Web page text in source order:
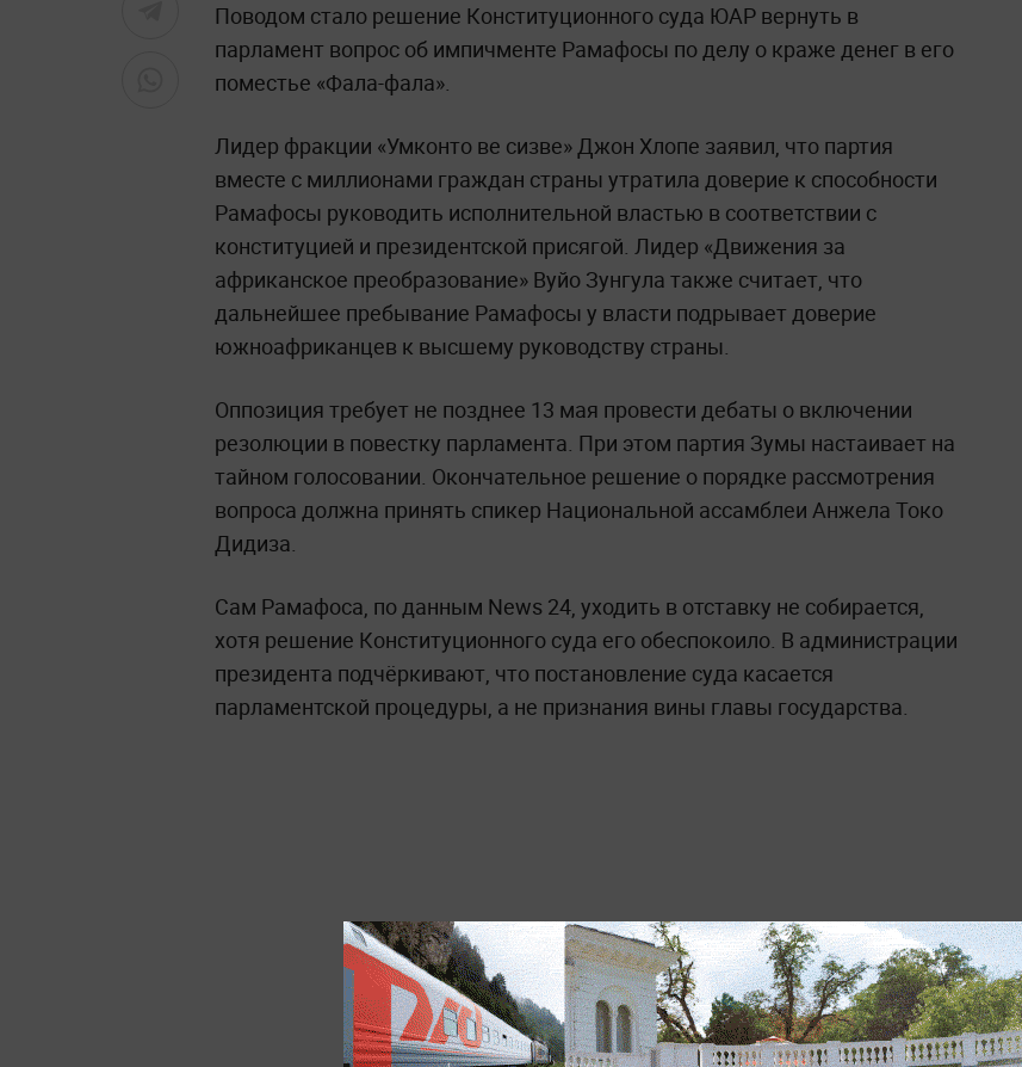
Поводом стало решение Конституционного суда ЮАР вернуть в
парламент вопрос об импичменте Рамафосы по делу о краже денег в его
поместье «Фала-фала».
Лидер фракции «Умконто ве сизве» Джон Хлопе заявил, что партия
вместе с миллионами граждан страны утратила доверие к способности
Рамафосы руководить исполнительной властью в соответствии с
конституцией и президентской присягой. Лидер «Движения за
африканское преобразование» Вуйо Зунгула также считает, что
дальнейшее пребывание Рамафосы у власти подрывает доверие
южноафриканцев к высшему руководству страны.
Оппозиция требует не позднее 13 мая провести дебаты о включении
резолюции в повестку парламента. При этом партия Зумы настаивает на
тайном голосовании. Окончательное решение о порядке рассмотрения
вопроса должна принять спикер Национальной ассамблеи Анжела Токо
Дидиза.
Сам Рамафоса, по данным News 24, уходить в отставку не собирается,
хотя решение Конституционного суда его обеспокоило. В администрации
президента подчёркивают, что постановление суда касается
парламентской процедуры, а не признания вины главы государства.